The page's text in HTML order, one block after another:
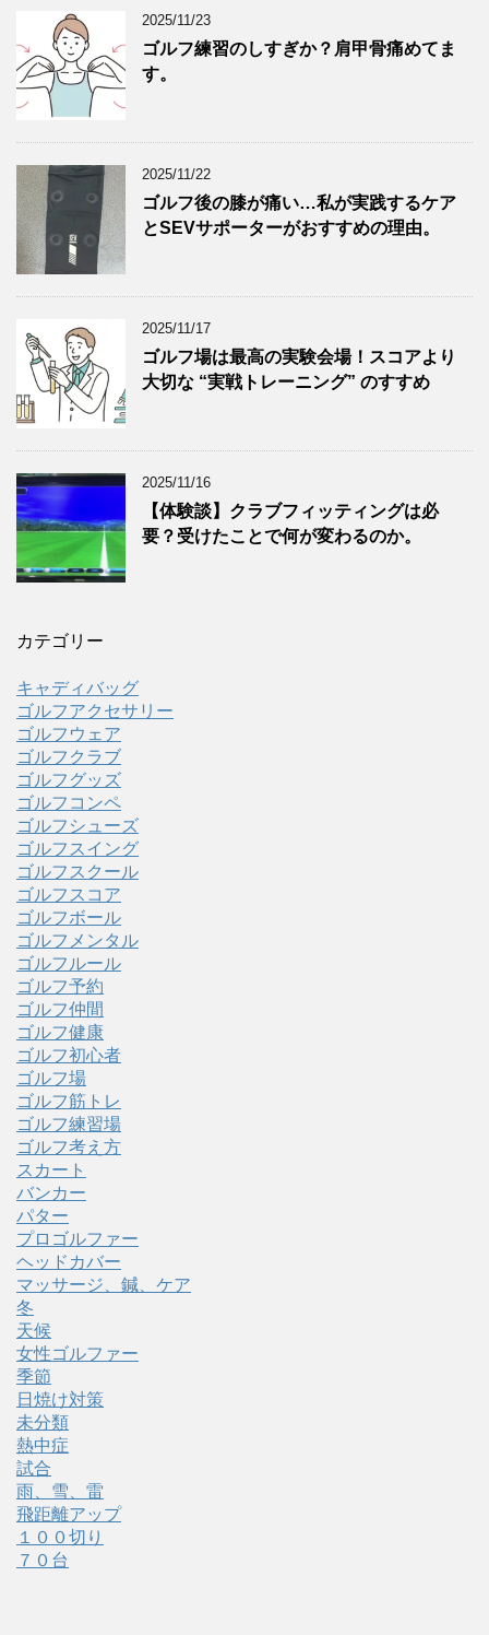
2025/11/23
ゴルフ練習のしすぎか？肩甲骨痛めてま
す。
2025/11/22
ゴルフ後の膝が痛い…私が実践するケア
とSEVサポーターがおすすめの理由。
2025/11/17
ゴルフ場は最高の実験会場！スコアより
大切な “実戦トレーニング” のすすめ
2025/11/16
【体験談】クラブフィッティングは必
要？受けたことで何が変わるのか。
カテゴリー
キャディバッグ
ゴルフアクセサリー
ゴルフウェア
ゴルフクラブ
ゴルフグッズ
ゴルフコンペ
ゴルフシューズ
ゴルフスイング
ゴルフスクール
ゴルフスコア
ゴルフボール
ゴルフメンタル
ゴルフルール
ゴルフ予約
ゴルフ仲間
ゴルフ健康
ゴルフ初心者
ゴルフ場
ゴルフ筋トレ
ゴルフ練習場
ゴルフ考え方
スカート
バンカー
パター
プロゴルファー
ヘッドカバー
マッサージ、鍼、ケア
冬
天候
女性ゴルファー
季節
日焼け対策
未分類
熱中症
試合
雨、雪、雷
飛距離アップ
１００切り
７０台